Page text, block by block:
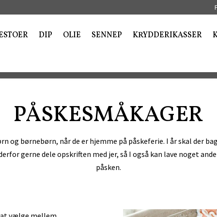
DIP OLIE SENNEP KRYDDERIKASSER
PÅSKESMÅKAGER
og børnebørn, når de er hjemme på påskeferie. I år skal der
gerne dele opskriften med jer, så I også kan lave noget
påsken.